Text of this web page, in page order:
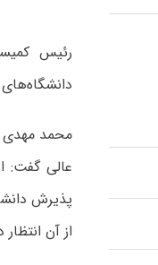
رئیس
دانشگاه‌های
محمد مهدی
عالی گفت:
پذیرش
از آن انتظار